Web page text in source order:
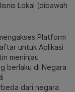
Lokal (dibawah
Platform
untuk Aplikasi
meninjau
berlaku di Negara
dari negara